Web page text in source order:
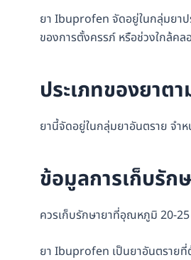
ยา Ibuprofen จัดอยู่ในกลุ่มยาปร
ของการตั้งครรภ์ หรือช่วงใกล้คล
ประเภทของยาต
ยานี้จัดอยู่ในกลุ่มยาอันตราย จำ
ข้อมูลการเก็บรั
ควรเก็บรักษายาที่อุณหภูมิ 20-25
ยา Ibuprofen เป็นยาอันตรายที่ต้